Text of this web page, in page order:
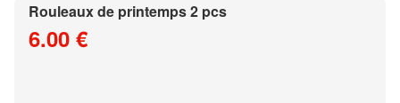
Rouleaux de printemps 2 pcs
6.00 €